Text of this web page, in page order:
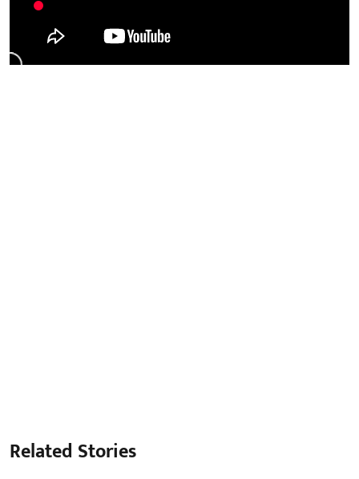
Related Stories